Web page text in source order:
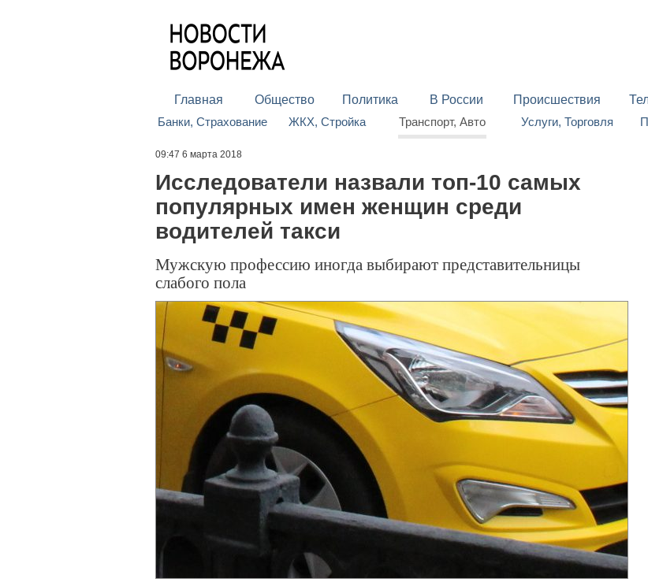
Главная Общество Политика В России Происшествия
Банки, Страхование
ЖКХ, Стройка Транспорт, Авто Услуги, Торговля
09:47 6 марта 2018
Исследователи назвали топ-10 самых
популярных имен женщин среди
водителей такси
Мужскую профессию иногда выбирают представительницы
слабого пола